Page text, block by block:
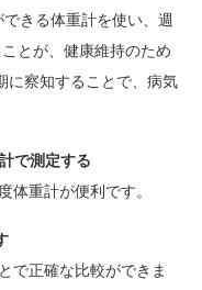
きる体重計を使い、週
とが、健康維持のため
に察知することで、病気
で測定する
重計が便利です。
で正確な比較ができま